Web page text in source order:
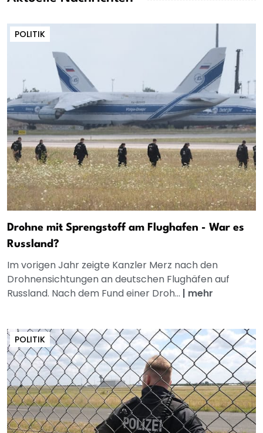
POLITIK
Drohne mit Sprengstoff am Flughafen - War es
Russland?
Im vorigen Jahr zeigte Kanzler Merz nach den
Drohnensichtungen an deutschen Flughäfen auf
Russland. Nach dem Fund einer Droh... | mehr
POLITIK